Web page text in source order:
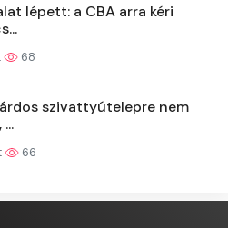
lépett: a CBA arra kéri
68
szivattyútelepre nem
66